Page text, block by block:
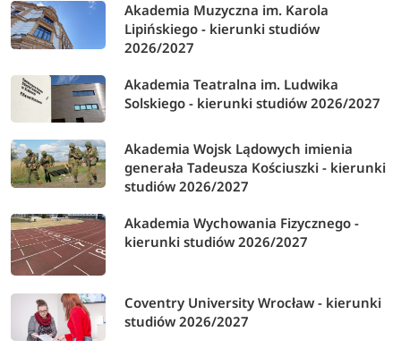
Akademia Muzyczna im. Karola
Lipińskiego - kierunki studiów
2026/2027
Akademia Teatralna im. Ludwika
Solskiego - kierunki studiów 2026/2027
Akademia Wojsk Lądowych imienia
generała Tadeusza Kościuszki - kierunki
studiów 2026/2027
Akademia Wychowania Fizycznego -
kierunki studiów 2026/2027
Coventry University Wrocław - kierunki
studiów 2026/2027